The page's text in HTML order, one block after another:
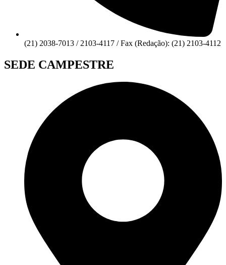
(21) 2038-7013 / 2103-4117 / Fax (Redação): (21) 2103-4112
SEDE CAMPESTRE